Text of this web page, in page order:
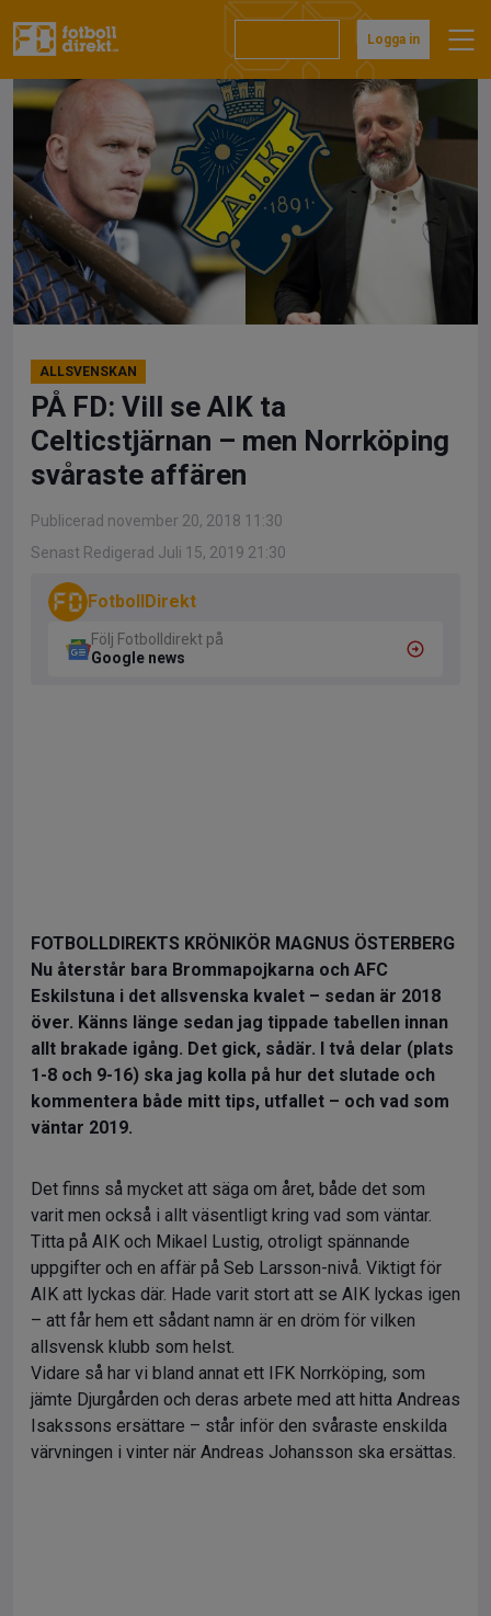
till
Logga in
ALLSVENSKAN
PÅ FD: Vill se AIK ta
Celticstjärnan – men Norrköping
svåraste affären
Publicerad november 20, 2018 11:30
Senast Redigerad Juli 15, 2019 21:30
FotbollDirekt
Följ Fotbolldirekt på
Google news
FOTBOLLDIREKTS KRÖNIKÖR MAGNUS ÖSTERBERG
Nu återstår bara Brommapojkarna och AFC
Eskilstuna i det allsvenska kvalet – sedan är 2018
över. Känns länge sedan jag tippade tabellen innan
allt brakade igång. Det gick, sådär. I två delar (plats
1-8 och 9-16) ska jag kolla på hur det slutade och
kommentera både mitt tips, utfallet – och vad som
väntar 2019.
Det finns så mycket att säga om året, både det som
varit men också i allt väsentligt kring vad som väntar.
Titta på AIK och Mikael Lustig, otroligt spännande
uppgifter och en affär på Seb Larsson-nivå. Viktigt för
AIK att lyckas där. Hade varit stort att se AIK lyckas igen
– att får hem ett sådant namn är en dröm för vilken
allsvensk klubb som helst.
Vidare så har vi bland annat ett IFK Norrköping, som
jämte Djurgården och deras arbete med att hitta Andreas
Isakssons ersättare – står inför den svåraste enskilda
värvningen i vinter när Andreas Johansson ska ersättas.